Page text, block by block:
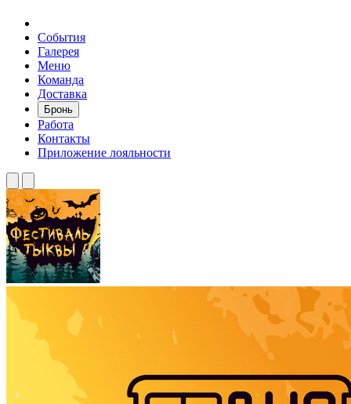
События
Галерея
Меню
Команда
Доставка
Бронь
Работа
Контакты
Приложение лояльности